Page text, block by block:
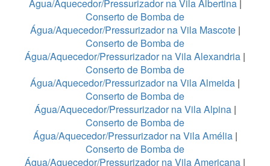
Água/Aquecedor/Pressurizador na Vila Albertina|
Conserto de Bomba de
Água/Aquecedor/Pressurizador na Vila Mascote|
Conserto de Bomba de
Água/Aquecedor/Pressurizador na Vila Alexandria |
Conserto de Bomba de
Água/Aquecedor/Pressurizador na Vila Almeida |
Conserto de Bomba de
Água/Aquecedor/Pressurizador na Vila Alpina |
Conserto de Bomba de
Água/Aquecedor/Pressurizador na Vila Amélia |
Conserto de Bomba de
Água/Aquecedor/Pressurizador na Vila Americana |